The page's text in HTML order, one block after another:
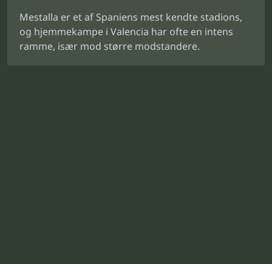
Mestalla er et af Spaniens mest kendte stadions,
og hjemmekampe i Valencia har ofte en intens
ramme, især mod større modstandere.